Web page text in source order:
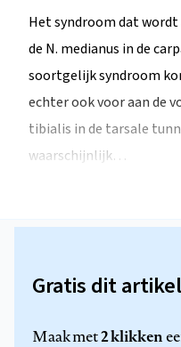
Het syndroom dat
de N. medianus in de
soortgelijk syndroom
echter ook voor aan de
tibialis in de tarsale
waarschijnlijk…
Gratis dit
Maak met2 klikken